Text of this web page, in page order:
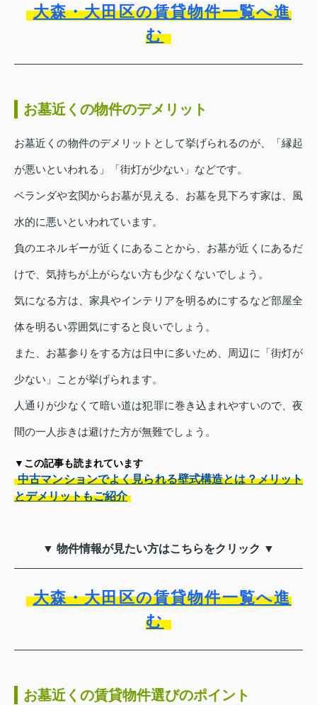
大森・大田区の賃貸物件一覧へ進
む
お墓近くの物件のデメリット
お墓近くの物件のデメリットとして挙げられるのが、「縁起
が悪いといわれる」「街灯が少ない」などです。
ベランダや玄関からお墓が見える、お墓を見下ろす家は、風
水的に悪いといわれています。
負のエネルギーが近くにあることから、お墓が近くにあるだ
けで、気持ちが上がらない方も少なくないでしょう。
気になる方は、家具やインテリアを明るめにするなど部屋全
体を明るい雰囲気にすると良いでしょう。
また、お墓参りをする方は日中に多いため、周辺に「街灯が
少ない」ことが挙げられます。
人通りが少なくて暗い道は犯罪に巻き込まれやすいので、夜
間の一人歩きは避けた方が無難でしょう。
▼この記事も読まれています
中古マンションでよく見られる壁式構造とは？メリット
とデメリットもご紹介
▼ 物件情報が見たい方はこちらをクリック ▼
大森・大田区の賃貸物件一覧へ進
む
お墓近くの賃貸物件選びのポイント